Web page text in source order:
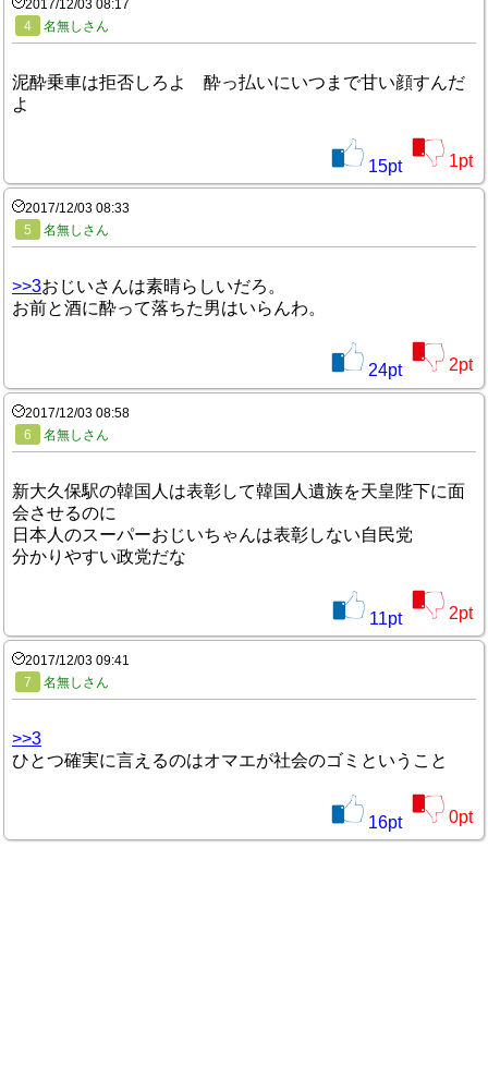
2017/12/03 08:17
4
名無しさん
泥酔乗車は拒否しろよ 酔っ払いにいつまで甘い顔すんだ
よ
15pt 1pt
2017/12/03 08:33
5
名無しさん
>>3おじいさんは素晴らしいだろ。
お前と酒に酔って落ちた男はいらんわ。
24pt 2pt
2017/12/03 08:58
6
名無しさん
新大久保駅の韓国人は表彰して韓国人遺族を天皇陛下に面
会させるのに
日本人のスーパーおじいちゃんは表彰しない自民党
分かりやすい政党だな
11pt 2pt
2017/12/03 09:41
7
名無しさん
>>3
ひとつ確実に言えるのはオマエが社会のゴミということ
16pt 0pt